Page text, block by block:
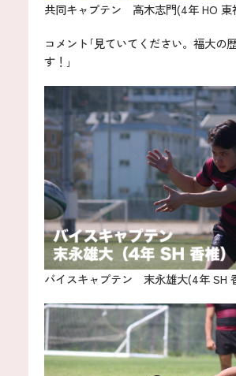
共同キャプテン 高木志門(4年 HO 東
コメント｢見ていてください。福大の
す！｣
バイスキャプテン 末永雄大(4年 SH